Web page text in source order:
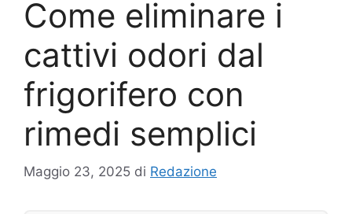
Come eliminare i
cattivi odori dal
frigorifero con
rimedi semplici
Maggio 23, 2025 di Redazione